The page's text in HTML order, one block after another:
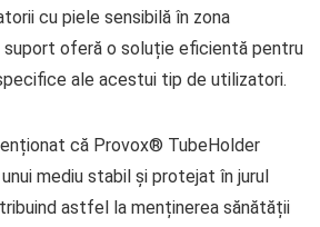
cu piele sensibilă în zona
oferă o soluție eficientă pentru
ale acestui tip de utilizatori.
că Provox® TubeHolder
mediu stabil și protejat în jurul
astfel la menținerea sănătății